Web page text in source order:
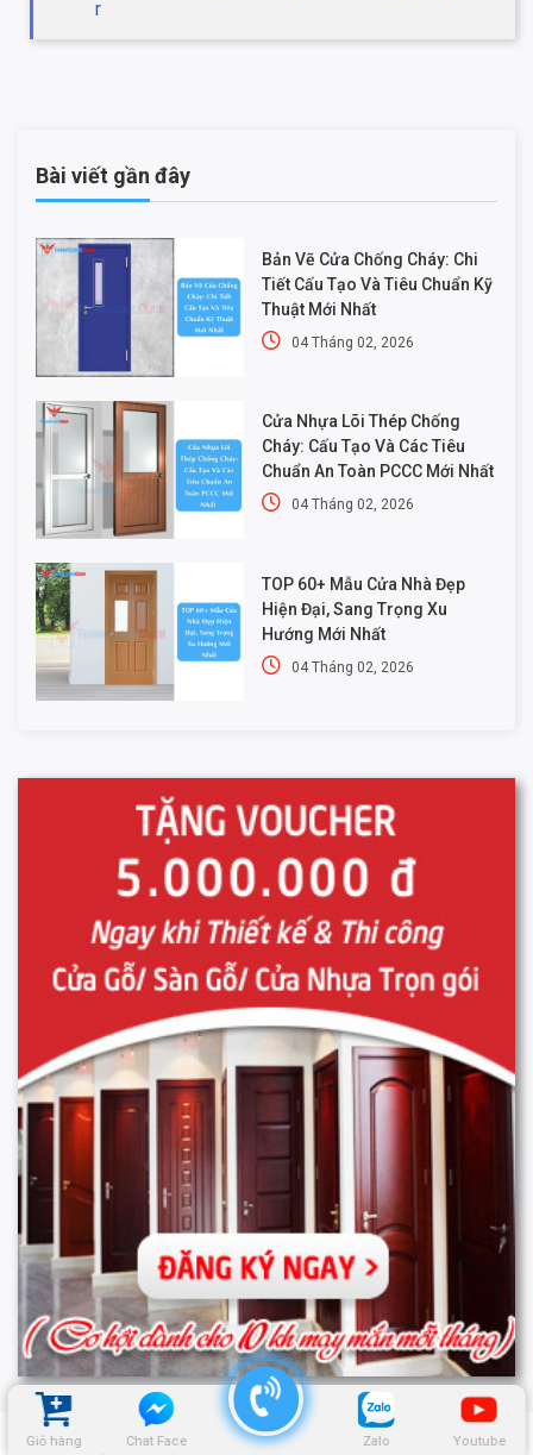
Giỏ hàng Chat Face Zalo Youtube
r
Bài viết gần đây
Bản Vẽ Cửa Chống Cháy: Chi
Tiết Cấu Tạo Và Tiêu Chuẩn Kỹ
Thuật Mới Nhất
04 Tháng 02, 2026
Cửa Nhựa Lõi Thép Chống
Cháy: Cấu Tạo Và Các Tiêu
Chuẩn An Toàn PCCC Mới Nhất
04 Tháng 02, 2026
TOP 60+ Mẫu Cửa Nhà Đẹp
Hiện Đại, Sang Trọng Xu
Hướng Mới Nhất
04 Tháng 02, 2026